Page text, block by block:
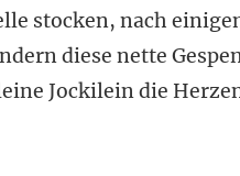
stocken, nach
diese nette
Jockilein die